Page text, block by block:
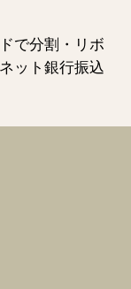
で分割・リボ
ット銀行振込